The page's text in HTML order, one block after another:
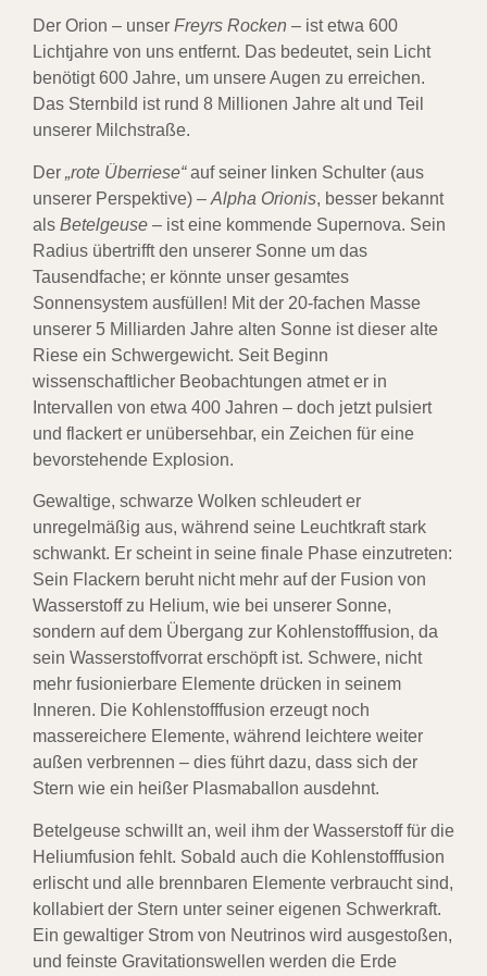
Der Orion – unser Freyrs Rocken – ist etwa 600
Lichtjahre von uns entfernt. Das bedeutet, sein Licht
benötigt 600 Jahre, um unsere Augen zu erreichen.
Das Sternbild ist rund 8 Millionen Jahre alt und Teil
unserer Milchstraße.
Der „rote Überriese“auf seiner linken Schulter (aus
unserer Perspektive) – Alpha Orionis, besser bekannt
als Betelgeuse – ist eine kommende Supernova. Sein
Radius übertrifft den unserer Sonne um das
Tausendfache; er könnte unser gesamtes
Sonnensystem ausfüllen! Mit der 20-fachen Masse
unserer 5 Milliarden Jahre alten Sonne ist dieser alte
Riese ein Schwergewicht. Seit Beginn
wissenschaftlicher Beobachtungen atmet er in
Intervallen von etwa 400 Jahren – doch jetzt pulsiert
und flackert er unübersehbar, ein Zeichen für eine
bevorstehende Explosion.
Gewaltige, schwarze Wolken schleudert er
unregelmäßig aus, während seine Leuchtkraft stark
schwankt. Er scheint in seine finale Phase einzutreten:
Sein Flackern beruht nicht mehr auf der Fusion von
Wasserstoff zu Helium, wie bei unserer Sonne,
sondern auf dem Übergang zur Kohlenstofffusion, da
sein Wasserstoffvorrat erschöpft ist. Schwere, nicht
mehr fusionierbare Elemente drücken in seinem
Inneren. Die Kohlenstofffusion erzeugt noch
massereichere Elemente, während leichtere weiter
außen verbrennen – dies führt dazu, dass sich der
Stern wie ein heißer Plasmaballon ausdehnt.
Betelgeuse schwillt an, weil ihm der Wasserstoff für die
Heliumfusion fehlt. Sobald auch die Kohlenstofffusion
erlischt und alle brennbaren Elemente verbraucht sind,
kollabiert der Stern unter seiner eigenen Schwerkraft.
Ein gewaltiger Strom von Neutrinos wird ausgestoßen,
und feinste Gravitationswellen werden die Erde